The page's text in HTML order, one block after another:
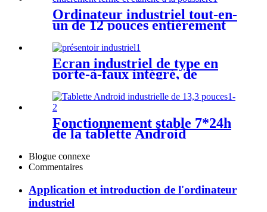
Ordinateur industriel tout-en-
un de 12 pouces entièrement
fermé et étanche à la
poussière
Écran industriel de type en
porte-à-faux intégré, de
bureau, mural en option
Fonctionnement stable 7*24h
de la tablette Android
Blogue connexe
Commentaires
Application et introduction de l'ordinateur
industriel